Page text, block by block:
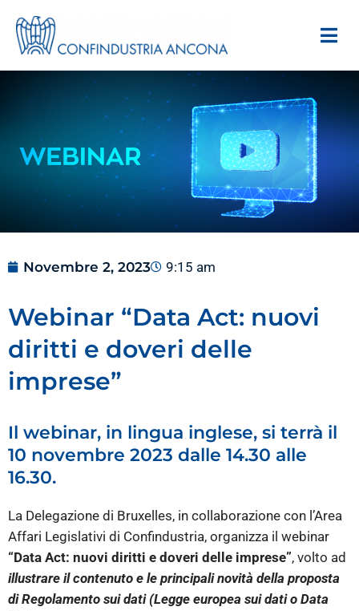
Novembre 2, 2023 9:15 am
Webinar “Data Act: nuovi
diritti e doveri delle
imprese”
Il webinar, in lingua inglese, si terrà il
10 novembre 2023 dalle 14.30 alle
16.30.
La Delegazione di Bruxelles, in collaborazione con l’Area
Affari Legislativi di Confindustria, organizza il webinar
“Data Act: nuovi diritti e doveri delle imprese”, volto ad
illustrare il contenuto e le principali novità della proposta
di Regolamento sui dati (Legge europea sui dati o Data